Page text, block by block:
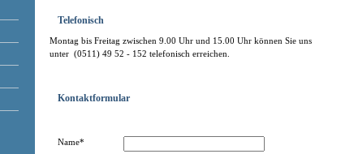
Telefonisch
Montag bis Freitag zwischen 9.00 Uhr und 15.00 Uhr können Sie uns
unter (0511) 49 52 - 152 telefonisch erreichen.
Kontaktformular
Name*